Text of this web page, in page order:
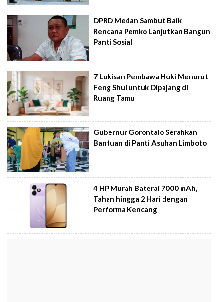
DPRD Medan Sambut Baik
Rencana Pemko Lanjutkan Bangun
Panti Sosial
7 Lukisan Pembawa Hoki Menurut
Feng Shui untuk Dipajang di
Ruang Tamu
Gubernur Gorontalo Serahkan
Bantuan di Panti Asuhan Limboto
4 HP Murah Baterai 7000 mAh,
Tahan hingga 2 Hari dengan
Performa Kencang